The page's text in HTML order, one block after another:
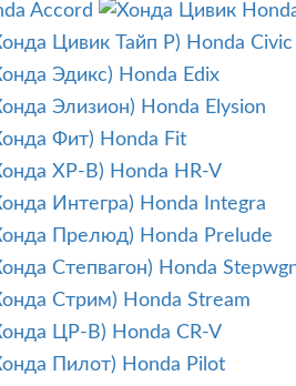
Accord
Honda Civic
Honda Edix
Honda Elysion
Honda Fit
Honda HR-V
Honda Integra
Honda Prelude
Honda
Honda Stream
Honda CR-V
Honda Pilot